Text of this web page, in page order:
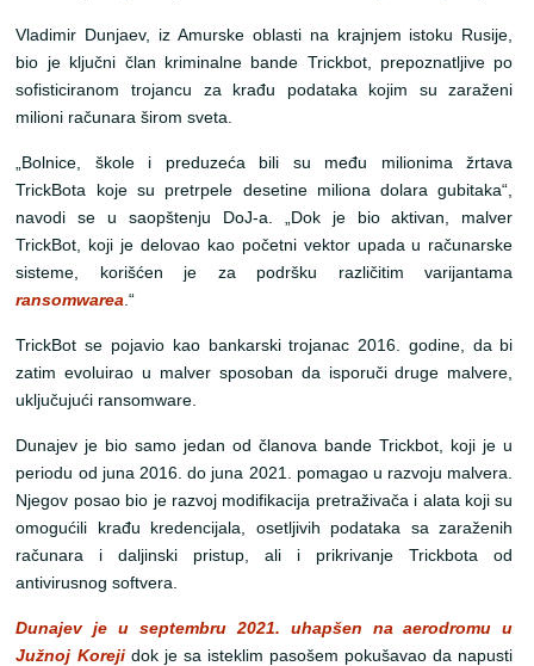
Vladimir Dunjaev, iz Amurske oblasti na krajnjem istoku Rusije,
bio je ključni član kriminalne bande Trickbot, prepoznatljive po
sofisticiranom trojancu za krađu podataka kojim su zaraženi
milioni računara širom sveta.
„Bolnice, škole i preduzeća bili su među milionima žrtava
TrickBota koje su pretrpele desetine miliona dolara gubitaka“,
navodi se u saopštenju DoJ-a. „Dok je bio aktivan, malver
TrickBot, koji je delovao kao početni vektor upada u računarske
sisteme, korišćen je za podršku različitim varijantama
ransomwarea.“
TrickBot se pojavio kao bankarski trojanac 2016. godine, da bi
zatim evoluirao u malver sposoban da isporuči druge malvere,
uključujući ransomware.
Dunajev je bio samo jedan od članova bande Trickbot, koji je u
periodu od juna 2016. do juna 2021. pomagao u razvoju malvera.
Njegov posao bio je razvoj modifikacija pretraživača i alata koji su
omogućili krađu kredencijala, osetljivih podataka sa zaraženih
računara i daljinski pristup, ali i prikrivanje Trickbota od
antivirusnog softvera.
Dunajev je u septembru 2021. uhapšen na aerodromu u
Južnoj Korejidok je sa isteklim pasošem pokušavao da napusti